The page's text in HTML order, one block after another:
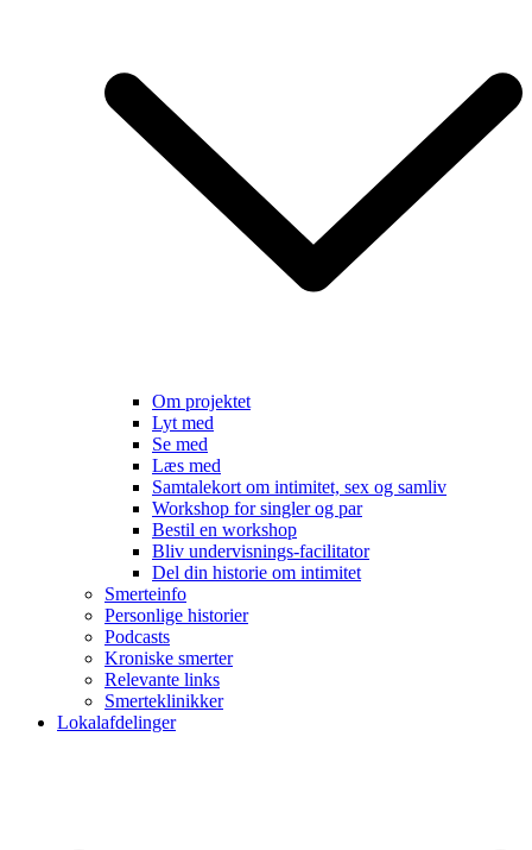
Om projektet
Lyt med
Se med
Læs med
Samtalekort om intimitet, sex og samliv
Workshop for singler og par
Bestil en workshop
Bliv undervisnings-facilitator
Del din historie om intimitet
Smerteinfo
Personlige historier
Podcasts
Kroniske smerter
Relevante links
Smerteklinikker
Lokalafdelinger